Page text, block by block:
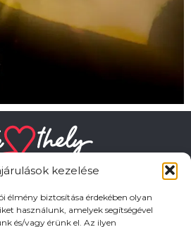
kezelése
élmény biztosítása érdekében olyan
használunk, amelyek segítségével
és/vagy érünk el. Az ilyen